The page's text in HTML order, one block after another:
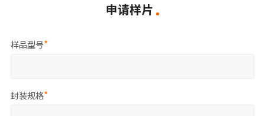
申请样片
样品型号
封装规格